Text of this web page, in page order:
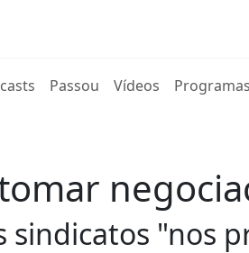
Passou Vídeos Programas
sindicatos "nos